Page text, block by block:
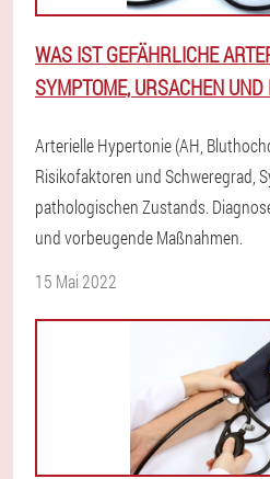
WAS IST GEFÄHRLICHE
SYMPTOME, URSACHEN
Arterielle Hypertonie (AH,
Risikofaktoren und Schweregrad,
pathologischen Zustands.
und vorbeugende Maßnahmen.
15 Mai 2022